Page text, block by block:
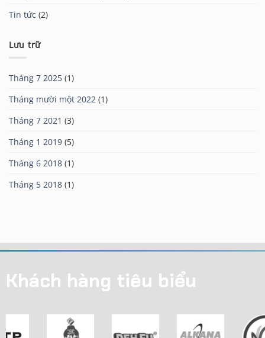
Tin tức (2)
Lưu trữ
Tháng 7 2025 (1)
Tháng mười một 2022 (1)
Tháng 7 2021 (3)
Tháng 1 2019 (5)
Tháng 6 2018 (1)
Tháng 5 2018 (1)
Khách hàng tiêu biểu